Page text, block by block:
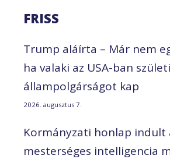
FRISS
Trump aláírta – Már nem
ha valaki az USA-ban
állampolgárságot kap
2026. augusztus 7.
Kormányzati honlap indult
mesterséges intelligencia